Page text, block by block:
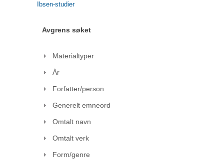
Ibsen-studier
Avgrens søket
Materialtyper
År
Forfatter/person
Generelt emneord
Omtalt navn
Omtalt verk
Form/genre